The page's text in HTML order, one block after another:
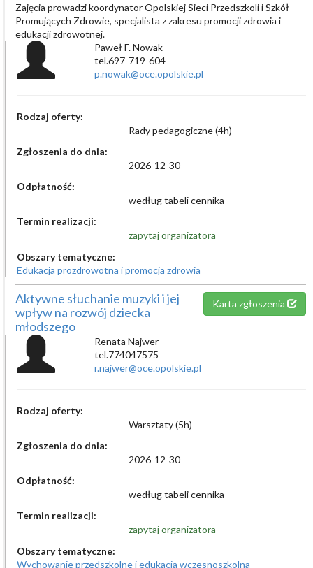
Zajęcia prowadzi koordynator Opolskiej Sieci Przedszkoli i Szkół
Promujących Zdrowie, specjalista z zakresu promocji zdrowia i
edukacji zdrowotnej.
Paweł F. Nowak
tel.697-719-604
p.nowak@oce.opolskie.pl
Rodzaj oferty:
Rady pedagogiczne (4h)
Zgłoszenia do dnia:
2026-12-30
Odpłatność:
według tabeli cennika
Termin realizacji:
zapytaj organizatora
Obszary tematyczne:
Edukacja prozdrowotna i promocja zdrowia
Aktywne słuchanie muzyki i jej
wpływ na rozwój dziecka
młodszego
Karta zgłoszenia
Renata Najwer
tel.774047575
r.najwer@oce.opolskie.pl
Rodzaj oferty:
Warsztaty (5h)
Zgłoszenia do dnia:
2026-12-30
Odpłatność:
według tabeli cennika
Termin realizacji:
zapytaj organizatora
Obszary tematyczne:
Wychowanie przedszkolne i edukacja wczesnoszkolna